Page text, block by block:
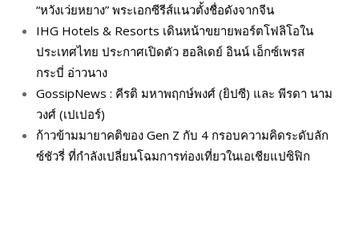
“หวังเว่ยหยาง” พระเอกซีรีส์แนวตั้งชื่อดังจากจีน
IHG Hotels & Resorts เดินหน้าขยายพอร์ตโฟลิโอใน
ประเทศไทย ประกาศเปิดตัว ฮอลิเดย์ อินน์ เอ็กซ์เพรส
กระบี่ อ่าวนาง
GossipNews : คีรติ มหาพฤกษ์พงศ์ (ยิปซี) และ พีรดา นาม
วงศ์ (เปเปอร์)
ก้าวข้ามมายาคติของ Gen Z กับ 4 กรอบความคิดระดับลัก
ซ์ชัวรี่ ที่กำลังเปลี่ยนโฉมการท่องเที่ยวในเอเชียแปซิฟิก